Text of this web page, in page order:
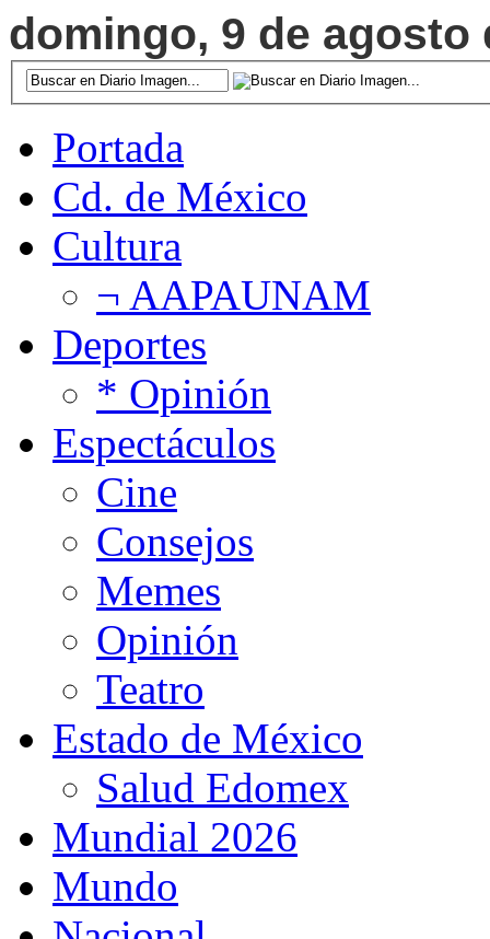
domingo, 9 de agosto
Portada
Cd. de México
Cultura
¬ AAPAUNAM
Deportes
* Opinión
Espectáculos
Cine
Consejos
Memes
Opinión
Teatro
Estado de México
Salud Edomex
Mundial 2026
Mundo